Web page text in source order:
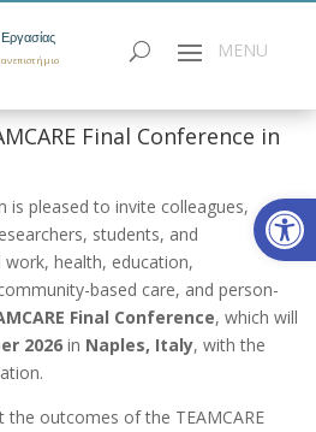
Final Conference in
is pleased to invite colleagues,
students, and
health, education,
based care, and person-
Final Conference, which will
2026 in Naples, Italy, with the
the outcomes of the TEAMCARE